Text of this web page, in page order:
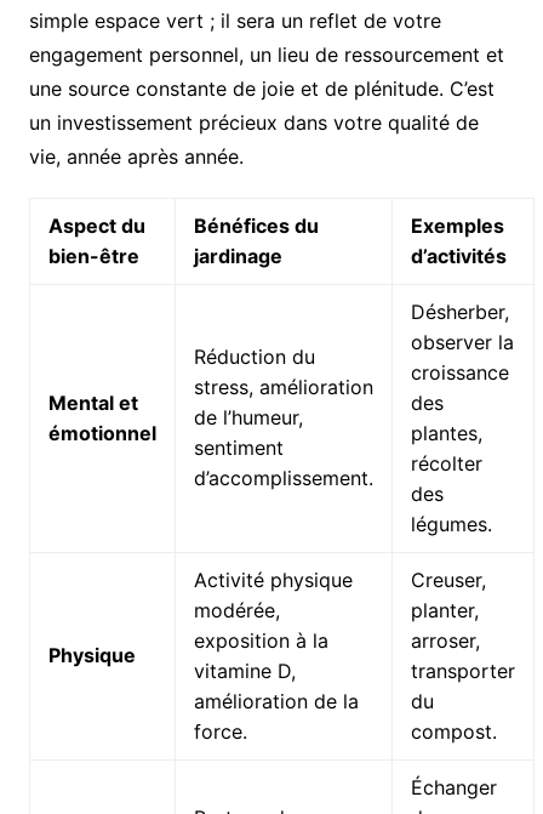
simple espace vert ; il sera un reflet de votre
engagement personnel, un lieu de ressourcement et
une source constante de joie et de plénitude. C’est
un investissement précieux dans votre qualité de
vie, année après année.
Aspect du
bien-être
Bénéfices du
jardinage
Exemples
d’activités
Mental et
émotionnel
Réduction du
stress, amélioration
de l’humeur,
sentiment
d’accomplissement.
Désherber,
observer la
croissance
des
plantes,
récolter
des
légumes.
Physique
Activité physique
modérée,
exposition à la
vitamine D,
amélioration de la
force.
Creuser,
planter,
arroser,
transporter
du
compost.
Échanger